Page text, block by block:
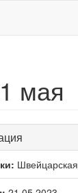
мая
Швейцарская